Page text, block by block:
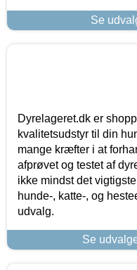
Se
Dyrelageret.dk er
kvalitetsudstyr til din
mange kræfter i at
afprøvet og testet af
ikke mindst det
hunde-, katte-, og
udvalg.
Se